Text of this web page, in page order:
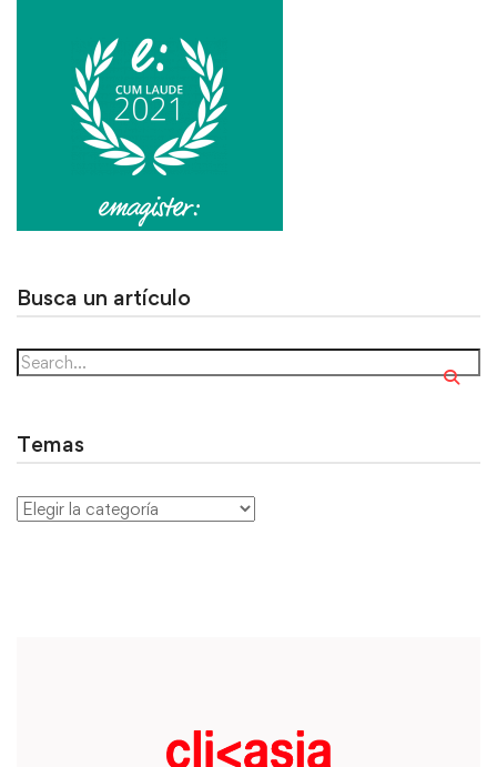
Busca un artículo
Temas